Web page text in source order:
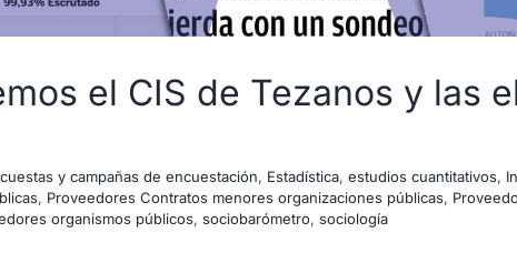
el CIS de Tezanos y las
y campañas de encuestación, Estadística, estudios cuantitativos,
, Proveedores Contratos menores organizaciones públicas,
organismos públicos, sociobarómetro, sociología